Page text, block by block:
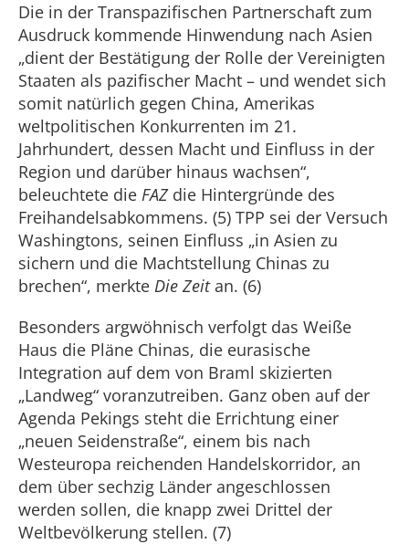
Die in der Transpazifischen Partnerschaft zum
Ausdruck kommende Hinwendung nach Asien
„dient der Bestätigung der Rolle der Vereinigten
Staaten als pazifischer Macht – und wendet sich
somit natürlich gegen China, Amerikas
weltpolitischen Konkurrenten im 21.
Jahrhundert, dessen Macht und Einfluss in der
Region und darüber hinaus wachsen“,
beleuchtete die FAZdie Hintergründe des
Freihandelsabkommens. (5) TPP sei der Versuch
Washingtons, seinen Einfluss „in Asien zu
sichern und die Machtstellung Chinas zu
brechen“, merkte Die Zeitan. (6)
Besonders argwöhnisch verfolgt das Weiße
Haus die Pläne Chinas, die eurasische
Integration auf dem von Braml skizierten
„Landweg“ voranzutreiben. Ganz oben auf der
Agenda Pekings steht die Errichtung einer
„neuen Seidenstraße“, einem bis nach
Westeuropa reichenden Handelskorridor, an
dem über sechzig Länder angeschlossen
werden sollen, die knapp zwei Drittel der
Weltbevölkerung stellen. (7)